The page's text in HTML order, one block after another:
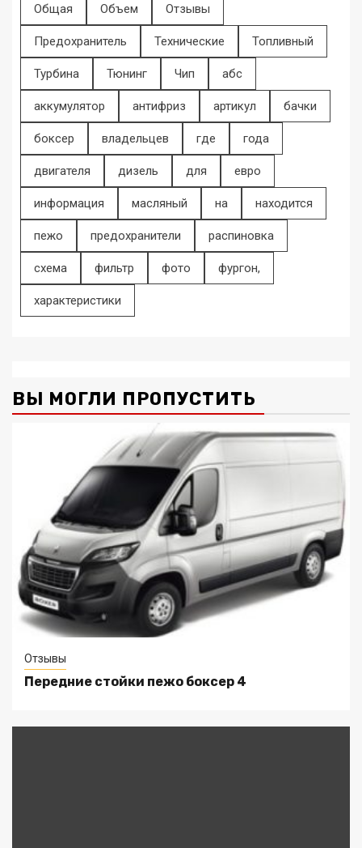
Общая Объем Отзывы
Предохранитель Технические Топливный
Турбина Тюнинг Чип абс
аккумулятор антифриз артикул бачки
боксер владельцев где года
двигателя дизель для евро
информация масляный на находится
пежо предохранители распиновка
схема фильтр фото фургон,
характеристики
ВЫ МОГЛИ ПРОПУСТИТЬ
Отзывы
Передние стойки пежо боксер 4